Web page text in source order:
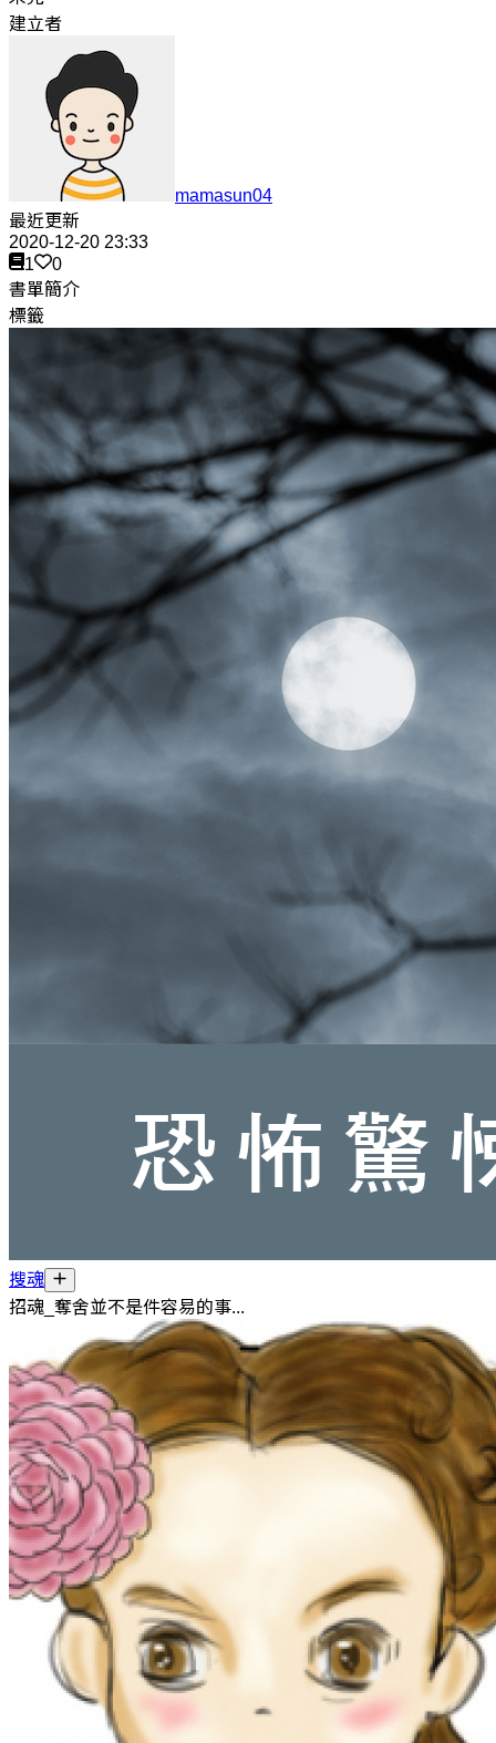
建立者
mamasun04
最近更新
2020-12-20 23:33
1
0
書單簡介
標籤
搜魂
招魂_奪舍並不是件容易的事...